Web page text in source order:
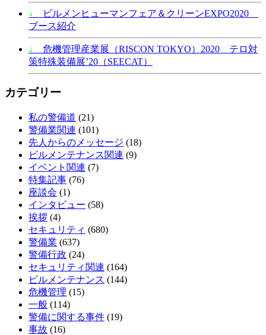
↓
ビルメンヒューマンフェア＆クリーンEXPO2020
ブース紹介
↓
危機管理産業展（RISCON TOKYO）2020 テロ対
策特殊装備展’20（SEECAT）
カテゴリー
私の警備道 (21)
警備業関連 (101)
先人からのメッセージ (18)
ビルメンテナンス関連 (9)
イベント関連 (7)
特集記事 (76)
座談会 (1)
インタビュー (58)
挨拶 (4)
セキュリティ (680)
警備業 (637)
警備行政 (24)
セキュリティ関連 (164)
ビルメンテナンス (144)
危機管理 (15)
一般 (114)
警備に関する事件 (19)
事故 (16)